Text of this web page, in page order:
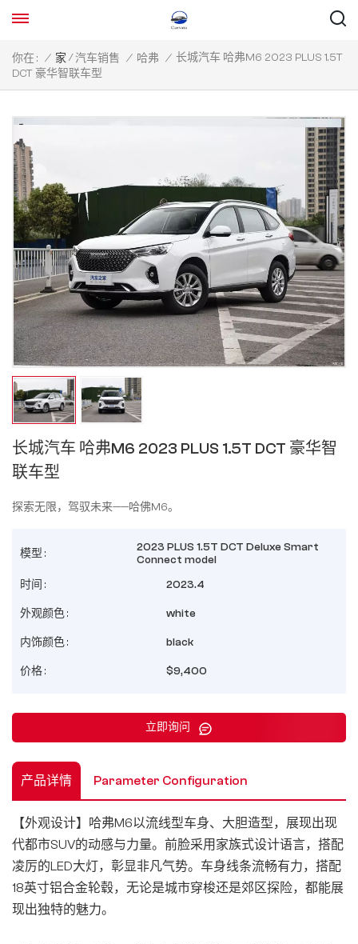
你在 : / 家 / 汽车销售 / 哈弗 / 长城汽车 哈弗M6 2023 PLUS 1.5T
DCT 豪华智联车型
长城汽车 哈弗M6 2023 PLUS 1.5T DCT 豪华智
联车型
探索无限，驾驭未来——哈佛M6。
模型 :
2023 PLUS 1.5T DCT Deluxe Smart
Connect model
时间 :
2023.4
外观颜色 : white
内饰颜色 : black
价格 : $9,400
立即询问
产品详情 Parameter Configuration
【外观设计】哈弗M6以流线型车身、大胆造型，展现出现
代都市SUV的动感与力量。前脸采用家族式设计语言，搭配
凌厉的LED大灯，彰显非凡气势。车身线条流畅有力，搭配
18英寸铝合金轮毂，无论是城市穿梭还是郊区探险，都能展
现出独特的魅力。